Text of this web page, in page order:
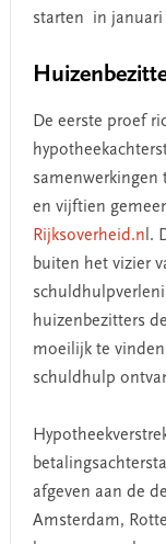
starten in januari
De eerste proef
samenwerkingen
en vijftien
Rijksoverheid.n l.
buiten het vizier
huizenbezitters
moeilijk te
schuldhulp
afgeven aan de
Amsterdam,